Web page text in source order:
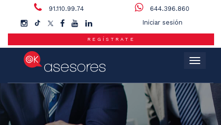
91.110.99.74
644.396.860
Iniciar sesión
REGÍSTRATE
Menú